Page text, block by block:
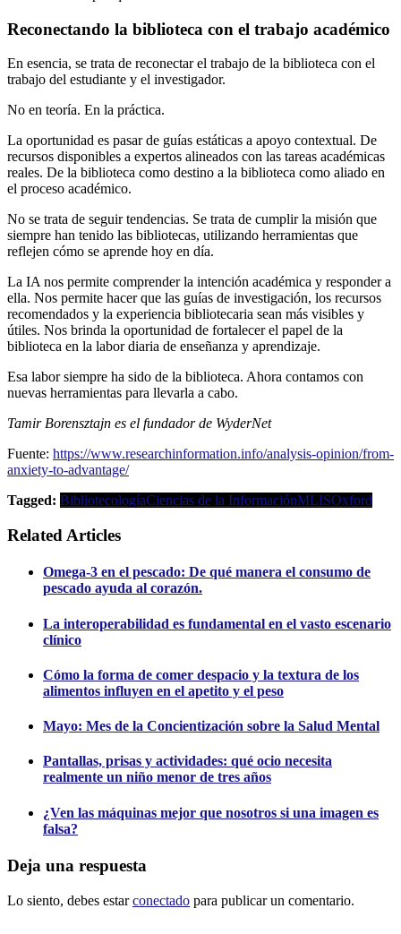
Reconectando la biblioteca con el trabajo académico
En esencia, se trata de reconectar el trabajo de la biblioteca con el
trabajo del estudiante y el investigador.
No en teoría. En la práctica.
La oportunidad es pasar de guías estáticas a apoyo contextual. De
recursos disponibles a expertos alineados con las tareas académicas
reales. De la biblioteca como destino a la biblioteca como aliado en
el proceso académico.
No se trata de seguir tendencias. Se trata de cumplir la misión que
siempre han tenido las bibliotecas, utilizando herramientas que
reflejen cómo se aprende hoy en día.
La IA nos permite comprender la intención académica y responder a
ella. Nos permite hacer que las guías de investigación, los recursos
recomendados y la experiencia bibliotecaria sean más visibles y
útiles. Nos brinda la oportunidad de fortalecer el papel de la
biblioteca en la labor diaria de enseñanza y aprendizaje.
Esa labor siempre ha sido de la biblioteca. Ahora contamos con
nuevas herramientas para llevarla a cabo.
Tamir Borensztajn es el fundador de WyderNet
Fuente: https://www.researchinformation.info/analysis-opinion/from-
anxiety-to-advantage/
Tagged: BibliotecologíaCiencias de la InformaciónMLISOxford
Related Articles
Omega-3 en el pescado: De qué manera el consumo de
pescado ayuda al corazón.
La interoperabilidad es fundamental en el vasto escenario
clínico
Cómo la forma de comer despacio y la textura de los
alimentos influyen en el apetito y el peso
Mayo: Mes de la Concientización sobre la Salud Mental
Pantallas, prisas y actividades: qué ocio necesita
realmente un niño menor de tres años
¿Ven las máquinas mejor que nosotros si una imagen es
falsa?
Deja una respuesta
Lo siento, debes estarconectado para publicar un comentario.